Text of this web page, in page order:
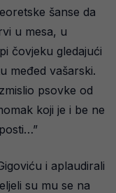
šanse da
u mesa, u
čovjeku gledajući
međed vašarski.
psovke od
koji je i be ne
i aplaudirali
su mu se na